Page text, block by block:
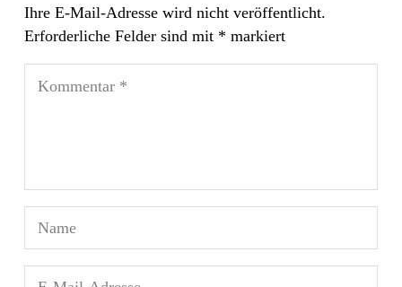
Ihre E-Mail-Adresse wird nicht veröffentlicht.
Erforderliche Felder sind mit * markiert